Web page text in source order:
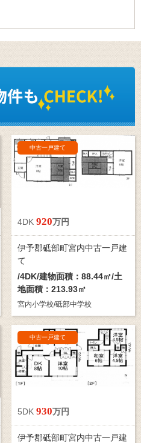
中古一戸建て
4DK 920万円
伊予郡砥部町宮内中古一戸建
て
/4DK/建物面積：88.44㎡/土
地面積：213.93㎡
宮内小学校/砥部中学校
中古一戸建て
5DK 930万円
伊予郡砥部町宮内中古一戸建